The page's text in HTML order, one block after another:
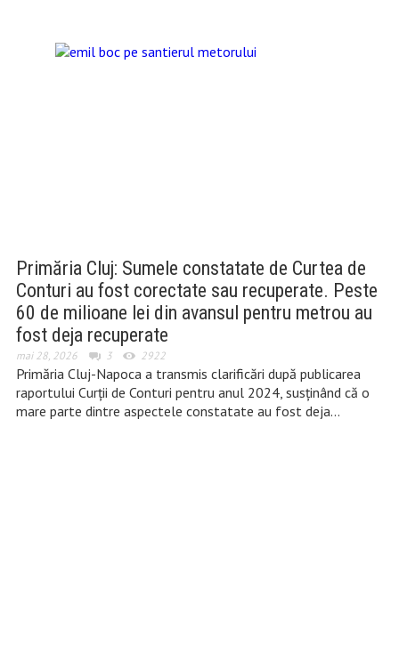
Primăria Cluj: Sumele constatate de Curtea de
Conturi au fost corectate sau recuperate. Peste
60 de milioane lei din avansul pentru metrou au
fost deja recuperate
mai 28, 2026 3 2922
Primăria Cluj-Napoca a transmis clarificări după publicarea
raportului Curții de Conturi pentru anul 2024, susținând că o
mare parte dintre aspectele constatate au fost deja…